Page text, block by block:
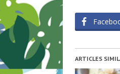
ARTICLES